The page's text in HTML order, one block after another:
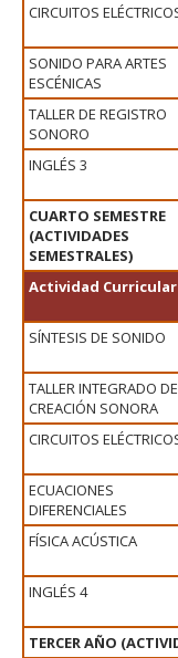
CIRCUITOS
SONIDO PARA ARTES
ESCÉNICAS
TALLER DE REGISTRO
SONORO
INGLÉS 3
CUARTO SEMESTRE
(ACTIVIDADES
SEMESTRALES)
Actividad Curricular
SÍNTESIS DE SONIDO
TALLER INTEGRADO DE
CREACIÓN SONORA
CIRCUITOS
ECUACIONES
DIFERENCIALES
FÍSICA ACÚSTICA
INGLÉS 4
TERCER AÑO